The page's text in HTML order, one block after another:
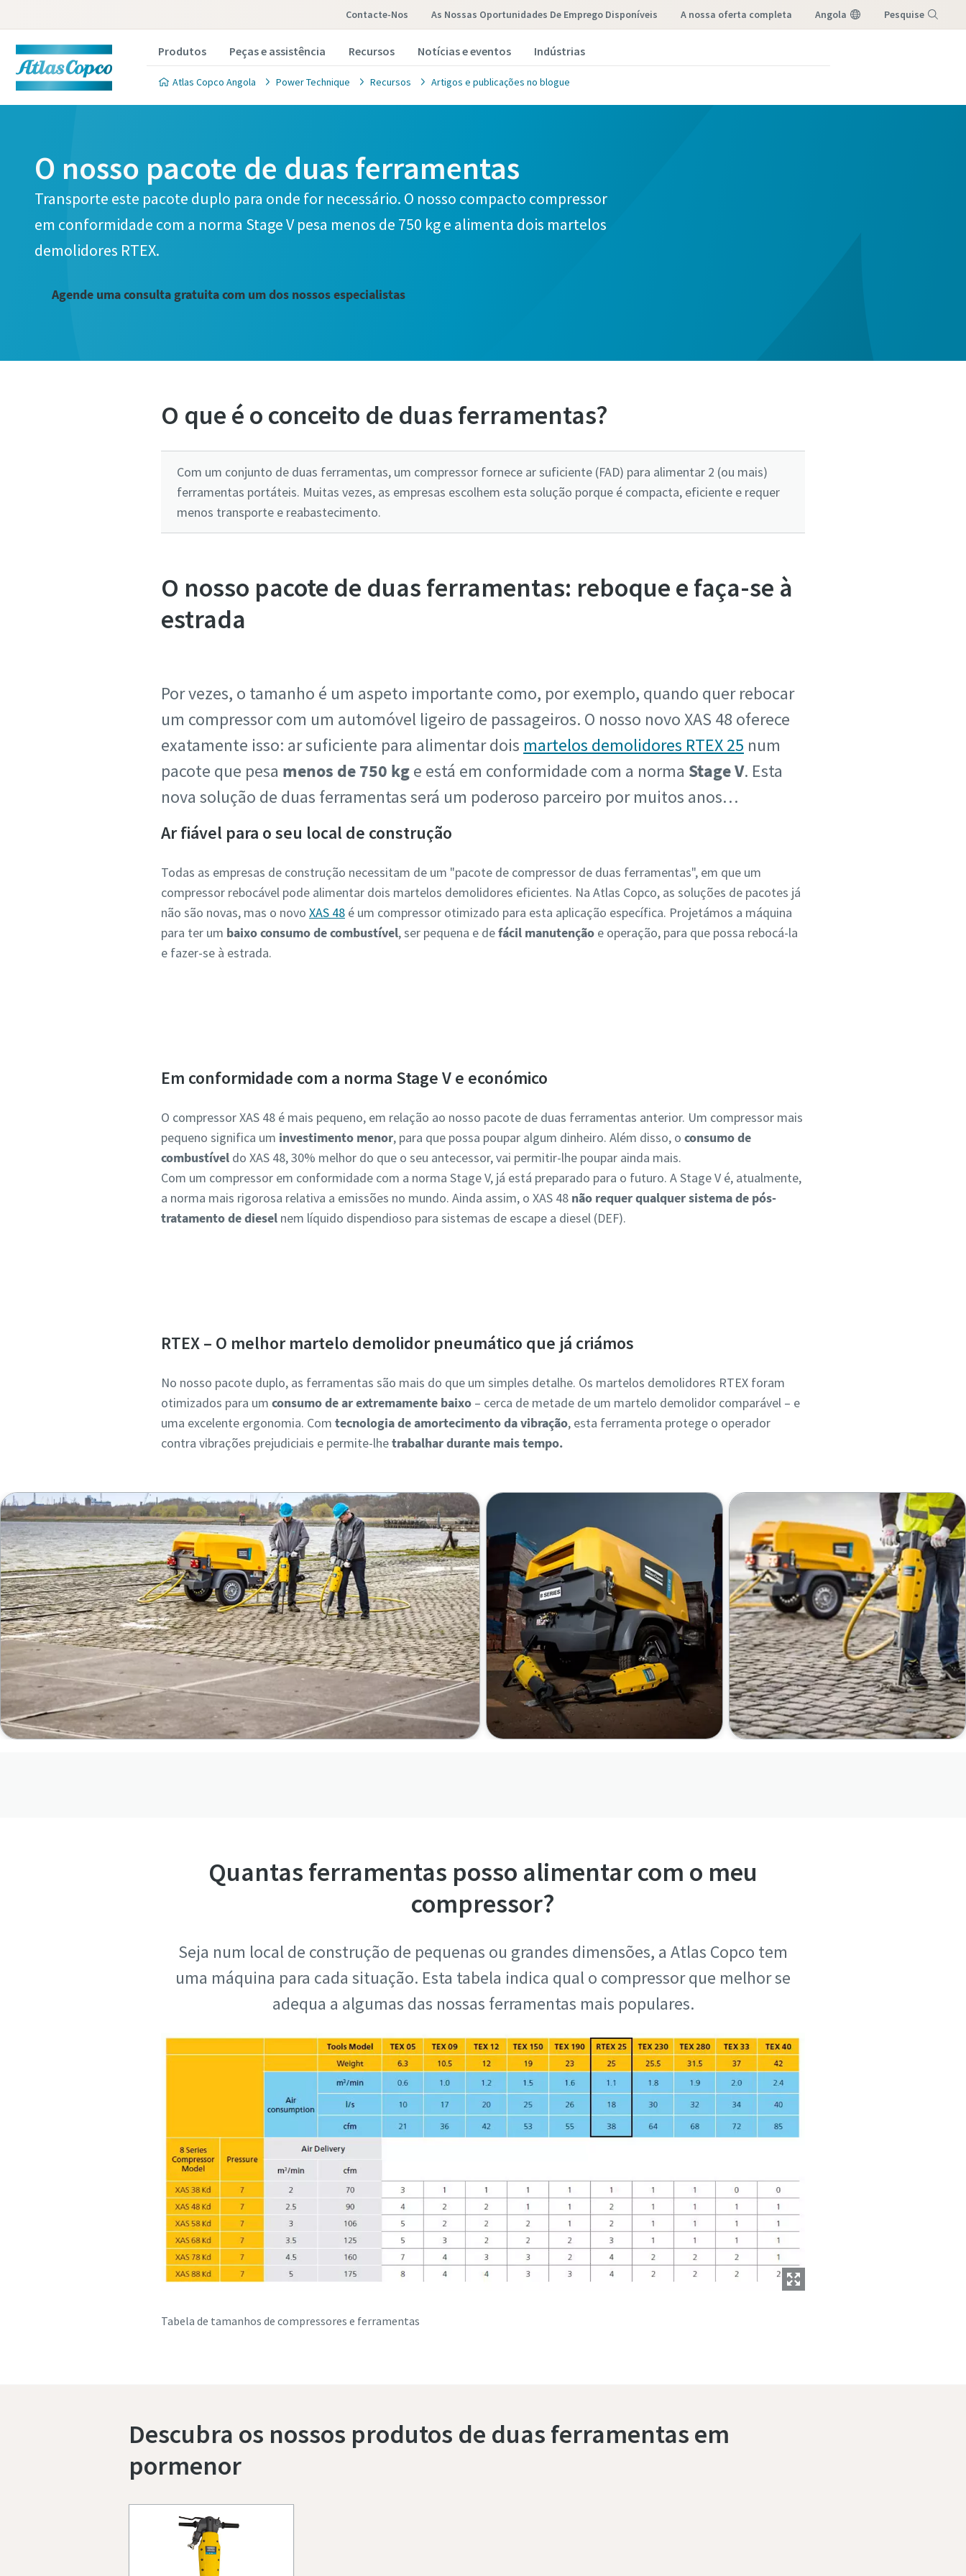
Contacte-Nos As Nossas Oportunidades De Emprego Disponíveis a nossa oferta completa Angola Pesquise
Produtos Peças e assistência Recursos Notícias e eventos Indústrias
Atlas Copco Angola Power Technique Recursos Artigos e publicações no blogue
O nosso pacote de duas ferramentas
Transporte este pacote duplo para onde for necessário. O nosso compacto compressor
em conformidade com a norma Stage V pesa menos de 750 kg e alimenta dois martelos
demolidores RTEX.
Agende uma consulta gratuita com um dos nossos especialistas
O que é o conceito de duas ferramentas?
Com um conjunto de duas ferramentas, um compressor fornece ar suficiente (FAD) para alimentar 2 (ou mais)
ferramentas portáteis. Muitas vezes, as empresas escolhem esta solução porque é compacta, eficiente e requer
menos transporte e reabastecimento.
O nosso pacote de duas ferramentas: reboque e faça-se à
estrada
Por vezes, o tamanho é um aspeto importante como, por exemplo, quando quer rebocar
um compressor com um automóvel ligeiro de passageiros. O nosso novo XAS 48 oferece
exatamente isso: ar suficiente para alimentar dois martelos demolidores RTEX 25 num
pacote que pesa menos de 750 kge está em conformidade com a norma Stage V. Esta
nova solução de duas ferramentas será um poderoso parceiro por muitos anos…
Ar fiável para o seu local de construção
Todas as empresas de construção necessitam de um "pacote de compressor de duas ferramentas", em que um
compressor rebocável pode alimentar dois martelos demolidores eficientes. Na Atlas Copco, as soluções de pacotes já
não são novas, mas o novo XAS 48 é um compressor otimizado para esta aplicação específica. Projetámos a máquina
para ter um baixo consumo de combustível, ser pequena e defácil manutenção e operação, para que possa rebocá-la
e fazer-se à estrada.
Em conformidade com a norma Stage V e económico
O compressor XAS 48 é mais pequeno, em relação ao nosso pacote de duas ferramentas anterior. Um compressor mais
pequeno significa um investimento menor, para que possa poupar algum dinheiro. Além disso, o consumo de
combustível do XAS 48, 30% melhor do que o seu antecessor, vai permitir-lhe poupar ainda mais.
Com um compressor em conformidade com a norma Stage V, já está preparado para o futuro. A Stage V é, atualmente,
a norma mais rigorosa relativa a emissões no mundo. Ainda assim, o XAS 48 não requer qualquer sistema de pós-
tratamento de diesel nem líquido dispendioso para sistemas de escape a diesel (DEF).
RTEX – O melhor martelo demolidor pneumático que já criámos
No nosso pacote duplo, as ferramentas são mais do que um simples detalhe. Os martelos demolidores RTEX foram
otimizados para um consumo de ar extremamente baixo – cerca de metade de um martelo demolidor comparável – e
uma excelente ergonomia. Com tecnologia de amortecimento da vibração, esta ferramenta protege o operador
contra vibrações prejudiciais e permite-lhetrabalhar durante mais tempo.
Quantas ferramentas posso alimentar com o meu
compressor?
Seja num local de construção de pequenas ou grandes dimensões, a Atlas Copco tem
uma máquina para cada situação. Esta tabela indica qual o compressor que melhor se
adequa a algumas das nossas ferramentas mais populares.
Tabela de tamanhos de compressores e ferramentas
Descubra os nossos produtos de duas ferramentas em
pormenor